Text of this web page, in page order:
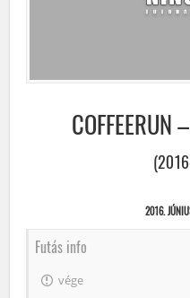
COFFEERUN
2016.
Futás info
vége